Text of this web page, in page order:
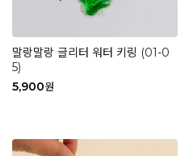
말랑말랑 글리터 워터 키링 (01-0
5)
5,900원